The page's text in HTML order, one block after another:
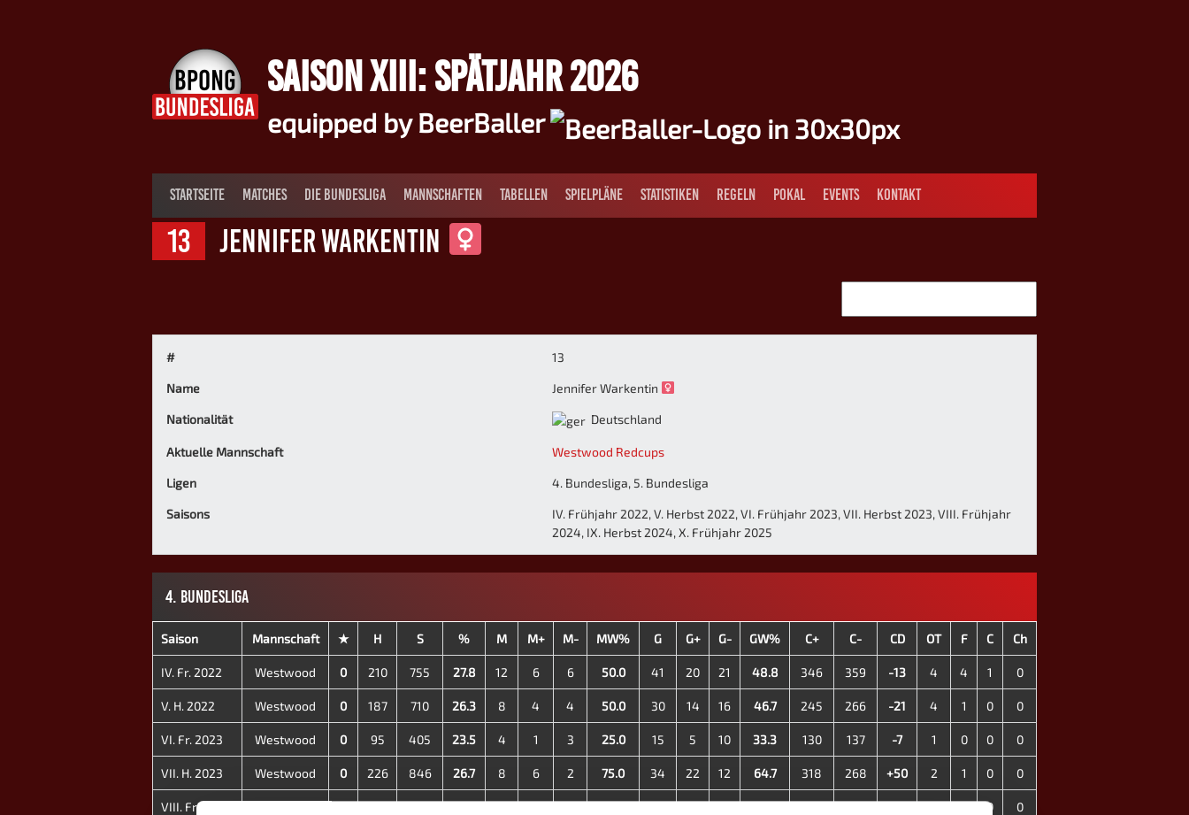
SAISON XIII: SPÄTJAHR 2026
equipped by BeerBaller
STARTSEITE MATCHES DIE BUNDESLIGA MANNSCHAFTEN TABELLEN SPIELPLÄNE STATISTIKEN REGELN POKAL EVENTS KONTAKT
13 Jennifer Warkentin
# 13
Name Jennifer Warkentin
Nationalität Deutschland
Aktuelle Mannschaft Westwood Redcups
Ligen 4. Bundesliga, 5. Bundesliga
Saisons
IV. Frühjahr 2022, V. Herbst 2022, VI. Frühjahr 2023, VII. Herbst 2023, VIII. Frühjahr
2024, IX. Herbst 2024, X. Frühjahr 2025
4. BUNDESLIGA
Saison Mannschaft ★ H S % M M+ M- MW% G G+ G- GW% C+ C- CD OT F C Ch
IV. Fr. 2022 Westwood 0 210 755 27.8 12 6 6 50.0 41 20 21 48.8 346 359 -13 4 4 1 0
V. H. 2022 Westwood 0 187 710 26.3 8 4 4 50.0 30 14 16 46.7 245 266 -21 4 1 0 0
VI. Fr. 2023 Westwood 0 95 405 23.5 4 1 3 25.0 15 5 10 33.3 130 137 -7 1 0 0 0
VII. H. 2023 Westwood 0 226 846 26.7 8 6 2 75.0 34 22 12 64.7 318 268 +50 2 1 0 0
VIII. Fr. 2024 0 96 341 28.2 6 0 6 0.0 19 1 18 5.3 143 185 -42 1 0 0 0